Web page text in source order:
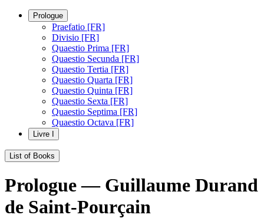
Prologue
Praefatio [FR]
Divisio [FR]
Quaestio Prima [FR]
Quaestio Secunda [FR]
Quaestio Tertia [FR]
Quaestio Quarta [FR]
Quaestio Quinta [FR]
Quaestio Sexta [FR]
Quaestio Septima [FR]
Quaestio Octava [FR]
Livre I
List of Books
Prologue — Guillaume Durand
de Saint-Pourçain